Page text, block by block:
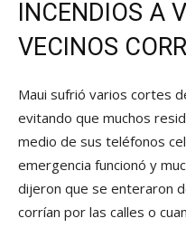
INCENDIOS A
VECINOS
Maui sufrió varios cortes
evitando que muchos
medio de sus teléfonos
emergencia funcionó y
dijeron que se enteraron
corrían por las calles o